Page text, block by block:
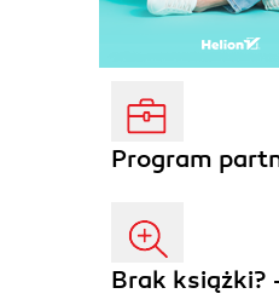
Program
Brak książki?